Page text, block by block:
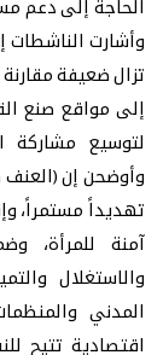
الحاجة إلى دعم
وأشارت الناشطات
تزال ضعيفة مقارنة
إلى مواقع صنع
لتوسيع مشاركة
وأوضحن إن (العنف
تهديداً مستمراً،
آمنة للمرأة،
والاستغلال
المدني
اقتصادية تتيح